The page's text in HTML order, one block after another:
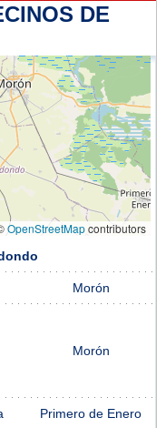
DE
OpenStreetMapcontributors
Morón
Morón
Primero de Enero